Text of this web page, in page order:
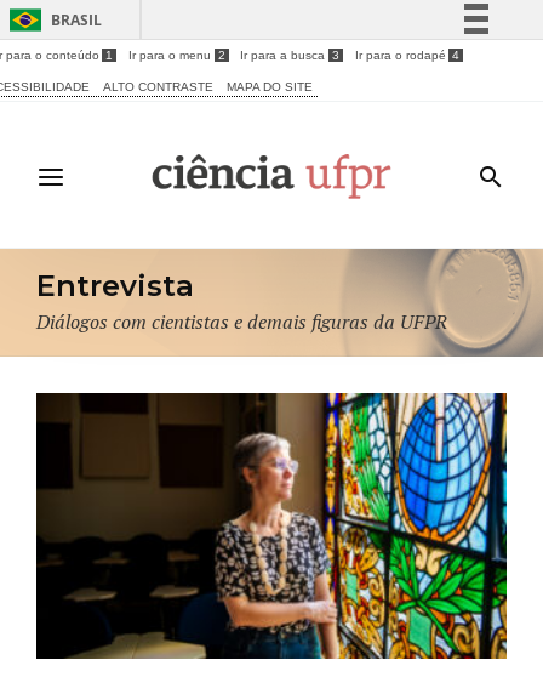
BRASIL
Simplifique!
Acesso à informação
Legislação
para o conteúdo 1 Ir para o menu 2 Ir para a busca 3 Ir para o rodapé 4
ALTO CONTRASTE MAPA DO SITE
Entrevista
Diálogos com cientistas e demais figuras da UFPR